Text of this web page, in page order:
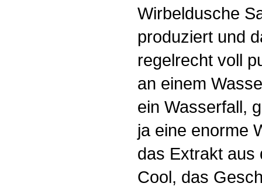
Wirbeldusche
produziert und
regelrecht voll
an einem
ein Wasserfall,
ja eine enorme
das Extrakt aus
Cool, das